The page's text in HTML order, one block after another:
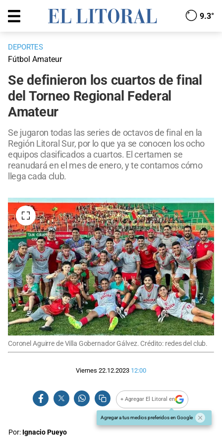
9.3°
DEPORTES
Fútbol Amateur
Se definieron los cuartos de final
del Torneo Regional Federal
Amateur
Se jugaron todas las series de octavos de final en la
Región Litoral Sur, por lo que ya se conocen los ocho
equipos clasificados a cuartos. El certamen se
reanudará en el mes de enero, y te contamos cómo
llega cada club.
Coronel Aguirre de Villa Gobernador Gálvez. Crédito: redes del club.
Viernes 22.12.2023 12:00
+ Agregar El Litoral en
Agregar a tus medios preferidos en Google
Por: Ignacio Pueyo